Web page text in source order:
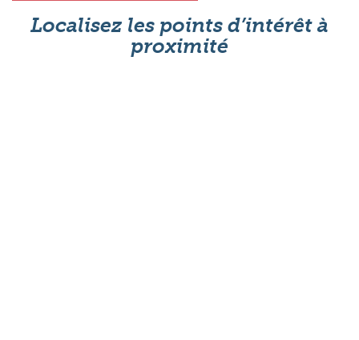
Localisez les points d’intérêt à
proximité